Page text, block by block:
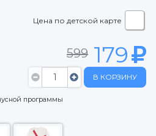
Цена по детской карте
599 179
В КОРЗИНУ
программы